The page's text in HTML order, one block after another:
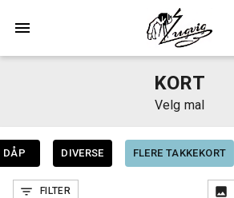
KORT
Velg mal
DÅP DIVERSE FLERE TAKKEKORT
FILTER